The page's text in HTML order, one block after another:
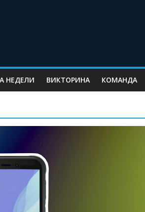
НЕДЕЛИ ВИКТОРИНА КОМАНДА